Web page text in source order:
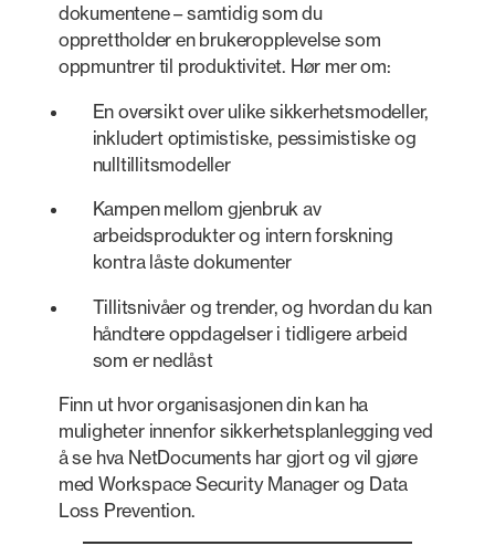
dokumentene – samtidig som du
opprettholder en brukeropplevelse som
oppmuntrer til produktivitet. Hør mer om:
En oversikt over ulike sikkerhetsmodeller,
inkludert optimistiske, pessimistiske og
nulltillitsmodeller
Kampen mellom gjenbruk av
arbeidsprodukter og intern forskning
kontra låste dokumenter
Tillitsnivåer og trender, og hvordan du kan
håndtere oppdagelser i tidligere arbeid
som er nedlåst
Finn ut hvor organisasjonen din kan ha
muligheter innenfor sikkerhetsplanlegging ved
å se hva NetDocuments har gjort og vil gjøre
med Workspace Security Manager og Data
Loss Prevention.